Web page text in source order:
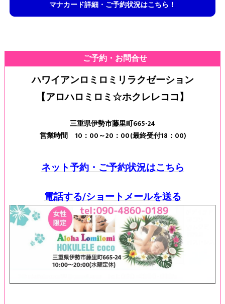
マナカード詳細・ご予約状況はこちら！
ご予約・お問合せ
ハワイアンロミロミリラクゼーション
【アロハロミロミ☆ホクレレココ】
三重県伊勢市藤里町665-24
営業時間 10：00～20：00(最終受付18：00)
ネット予約・ご予約状況はこちら
電話する/ショートメールを送る